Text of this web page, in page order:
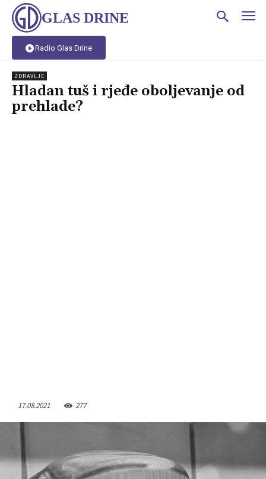
GLAS DRINE
Radio Glas Drine
ZDRAVLJE
Hladan tuš i rjeđe oboljevanje od
prehlade?
17.08.2021 277